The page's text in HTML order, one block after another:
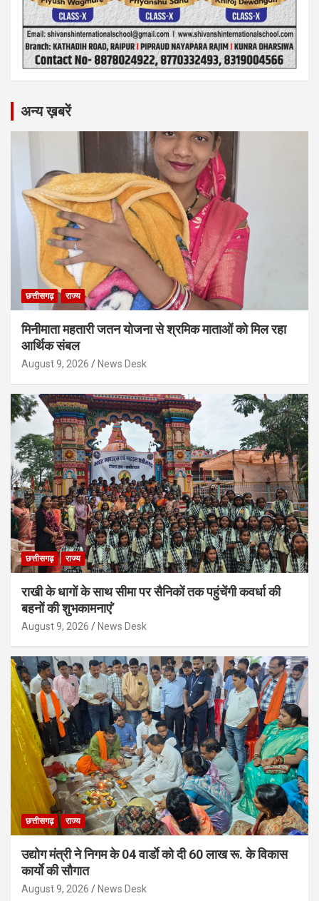
अन्य ख़बरें
छत्तीसगढ़ राज्य
मिनीमाता महतारी जतन योजना से श्रमिक माताओं को मिल रहा
आर्थिक संबल
August 9, 2026 News Desk
छत्तीसगढ़ राज्य
राखी के धागों के साथ सीमा पर सैनिकों तक पहुंचेंगी कवर्धा की
बहनों की शुभकामनाएं’
August 9, 2026 News Desk
छत्तीसगढ़ राज्य
उद्योग मंत्री ने निगम के 04 वार्डाे को दी 60 लाख रू. के विकास
कार्याे की सौगात
August 9, 2026 News Desk